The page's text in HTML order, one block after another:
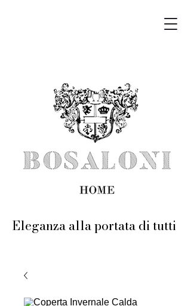
Eleganza alla portata di tutti